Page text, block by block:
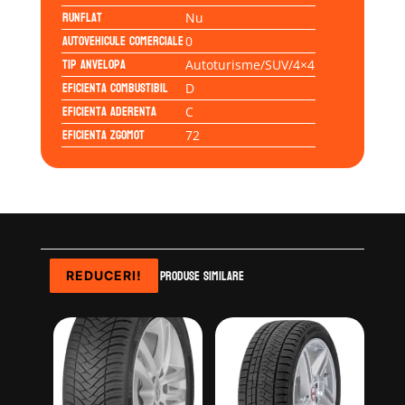
Runflat Nu
Autovehicule comerciale0
Tip anvelopa Autoturisme/SUV/4×4
Eficienta Combustibil D
Eficienta Aderenta C
Eficienta Zgomot 72
Produse similare
REDUCERI!
REDUCERI!
REDUCERI!
REDUCERI!